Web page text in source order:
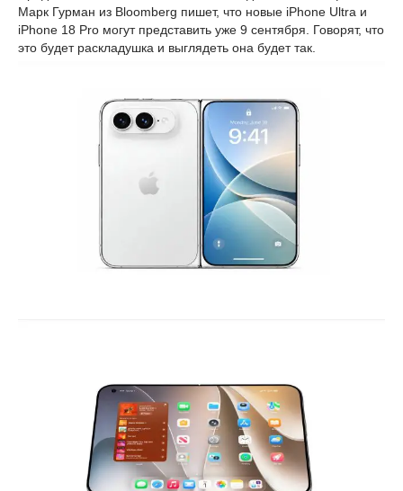
Марк Гурман из Bloomberg пишет, что новые iPhone Ultra и
iPhone 18 Pro могут представить уже 9 сентября. Говорят, что
это будет раскладушка и выглядеть она будет так.